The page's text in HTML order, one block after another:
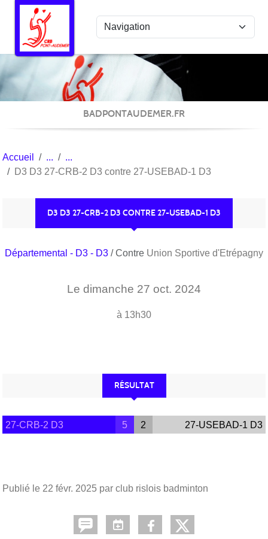
BADPONTAUDEMER.FR
Accueil
D3 D3 27-CRB-2 D3 contre 27-USEBAD-1 D3
D3 D3 27-CRB-2 D3 CONTRE 27-USEBAD-1 D3
Départemental - D3 - D3 / Contre Union Sportive d'Etrépagny
Le dimanche 27 oct. 2024
à 13h30
RÉSULTAT
27-CRB-2 D3 5 2 27-USEBAD-1 D3
Publié le 22 févr. 2025 par club rislois badminton
Panneau de gestion des cookies